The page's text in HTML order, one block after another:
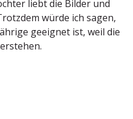
liebt die Bilder und
würde ich sagen,
geeignet ist, weil die